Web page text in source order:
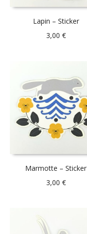
Lapin – Sticker
3,00 €
Marmotte – Sticker
3,00 €